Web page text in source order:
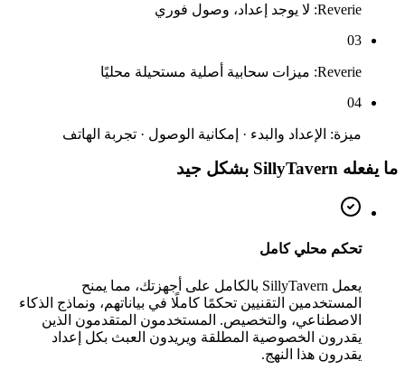
Reverie: لا يوجد إعداد، وصول فوري
03
Reverie: ميزات سحابية أصلية مستحيلة محليًا
04
ميزة: الإعداد والبدء · إمكانية الوصول · تجربة الهاتف
ما يفعله SillyTavern بشكل جيد
تحكم محلي كامل
يعمل SillyTavern بالكامل على أجهزتك، مما يمنح
المستخدمين التقنيين تحكمًا كاملًا في بياناتهم، ونماذج الذكاء
الاصطناعي، والتخصيص. المستخدمون المتقدمون الذين
يقدرون الخصوصية المطلقة ويريدون العبث بكل إعداد
يقدرون هذا النهج.